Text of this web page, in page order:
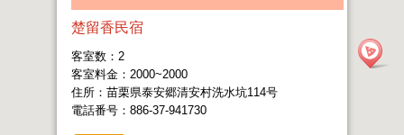
楚留香民宿
客室数：2
客室料金：2000~2000
住所：苗栗県泰安郷清安村洗水坑114号
電話番号：886-37-941730